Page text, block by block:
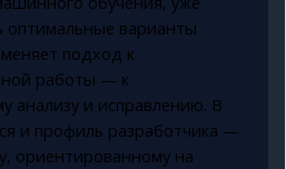
оптимальные варианты
подход к
работы — к
анализу и исправлению. В
и профиль разработчика —
ориентированному на